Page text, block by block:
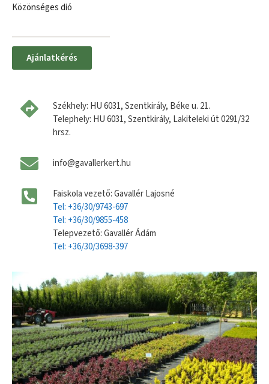
Közönséges dió
Ajánlatkérés
Székhely: HU 6031, Szentkirály, Béke u. 21.
Telephely: HU 6031, Szentkirály, Lakiteleki út 0291/32
hrsz.
info@gavallerkert.hu
Faiskola vezető: Gavallér Lajosné
Tel: +36/30/9743-697
Tel: +36/30/9855-458
Telepvezető: Gavallér Ádám
Tel: +36/30/3698-397